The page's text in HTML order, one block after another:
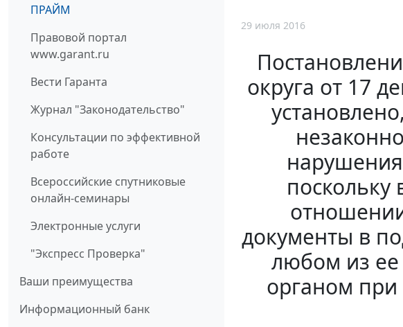
ПРАЙМ
Правовой портал
www.garant.ru
Вести Гаранта
Журнал "Законодательство"
Консультации по эффективной
работе
Всероссийские спутниковые
онлайн-семинары
Электронные услуги
"Экспресс Проверка"
Ваши преимущества
Информационный банк
29 июля 2016
округа от 17
поскольку
документы в
любом из
органом